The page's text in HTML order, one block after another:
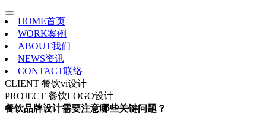
HOME首页
WORK案例
ABOUT我们
NEWS资讯
CONTACT联络
CLIENT 餐饮vi设计
PROJECT 餐饮LOGO设计
餐饮品牌设计需要注意哪些关键问题？